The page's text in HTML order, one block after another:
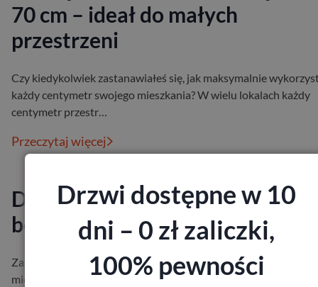
70 cm – ideał do małych
przestrzeni
Czy kiedykolwiek zastanawiałeś się, jak maksymalnie
każdy centymetr swojego mieszkania? W wielu lokalach każdy
centymetr przestr…
Przeczytaj więcej
Drzwi przylgowe czy
bezprzylgowe – które wybrać?
Zastanawiasz się, które drzwi będą lepszym wyborem do
mieszkania – przylgowe czy bezprzylgowe? Oba typy mają
Drzwi dostępne w 10
dni – 0 zł zaliczki,
100% pewności